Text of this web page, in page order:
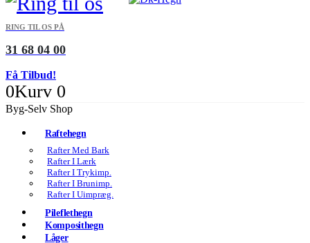
RING TIL OS PÅ
31 68 04 00
Få Tilbud!
0Kurv 0
Byg-Selv Shop
Raftehegn
Rafter Med Bark
Rafter I Lærk
Rafter I Trykimp.
Rafter I Brunimp.
Rafter I Uimpræg.
Pileflethegn
Komposithegn
Låger